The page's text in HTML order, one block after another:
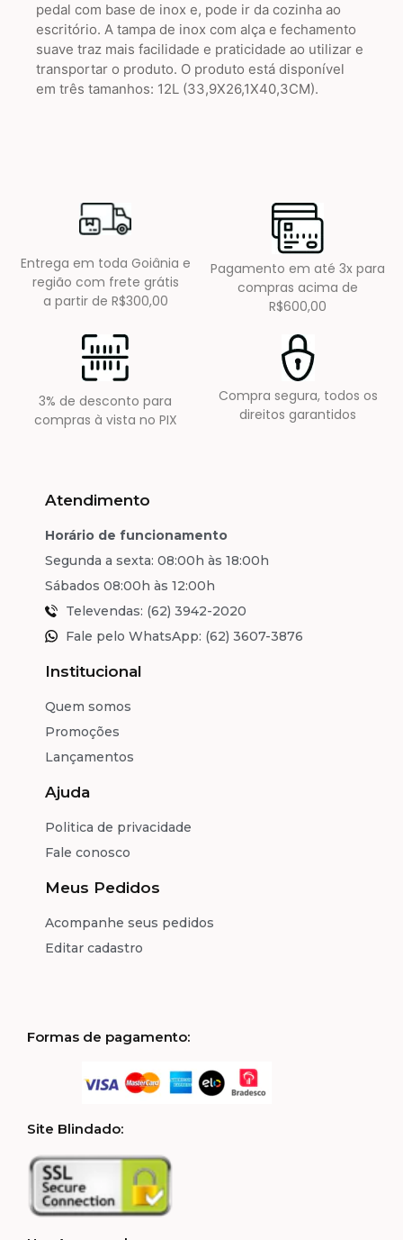
pedal com base de inox e, pode ir da cozinha ao
escritório. A tampa de inox com alça e fechamento
suave traz mais facilidade e praticidade ao utilizar e
transportar o produto. O produto está disponível
em três tamanhos: 12L (33,9X26,1X40,3CM).
Entrega em toda Goiânia e
região com frete grátis
a partir de R$300,00
Pagamento em até 3x para
compras acima de
R$600,00
3% de desconto para
compras à vista no PIX
Compra segura, todos os
direitos garantidos
Atendimento
Horário de funcionamento
Segunda a sexta: 08:00h às 18:00h
Sábados 08:00h às 12:00h
Televendas: (62) 3942-2020
Fale pelo WhatsApp: (62) 3607-3876
Institucional
Quem somos
Promoções
Lançamentos
Ajuda
Politica de privacidade
Fale conosco
Meus Pedidos
Acompanhe seus pedidos
Editar cadastro
Formas de pagamento:
Site Blindado: